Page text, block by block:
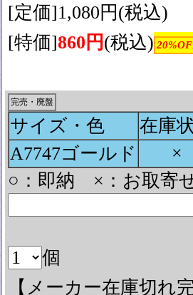
[定価]1,080円(税込)
[特価]860円 (税込)
完売・廃盤
サイズ・色
在庫
A7747ゴールド
×
○：即納 ×：お取寄
個
【メーカー在庫切れ